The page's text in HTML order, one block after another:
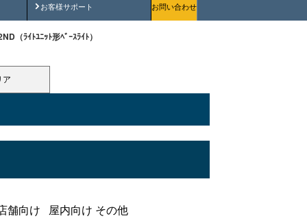
お客様サポート
安全にご使用いただくためにお問い合わせ
（ﾗｲﾄﾕﾆｯﾄ形ﾍﾞｰｽﾗｲﾄ）
ア
舗向け 屋内向け その他